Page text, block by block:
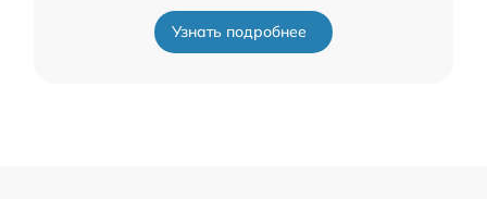
Узнать подробнее